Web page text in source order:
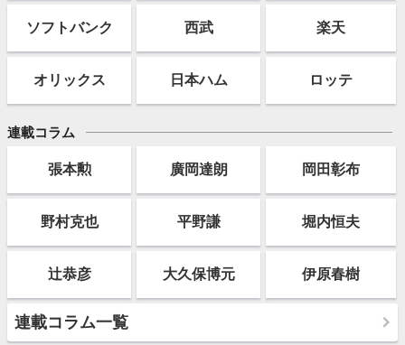
ソフトバンク 西武 楽天
オリックス 日本ハム ロッテ
連載コラム
張本勲 廣岡達朗 岡田彰布
野村克也 平野謙 堀内恒夫
辻恭彦 大久保博元 伊原春樹
連載コラム一覧